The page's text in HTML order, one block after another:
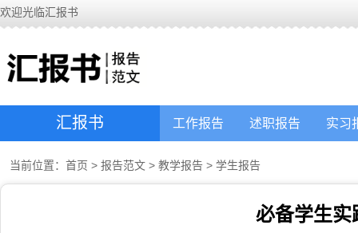
欢迎光临汇报书
汇报书 工作报告 述职报告 实习
当前位置： 首页 > 报告范文 > 教学报告 > 学生报告
必备学生实